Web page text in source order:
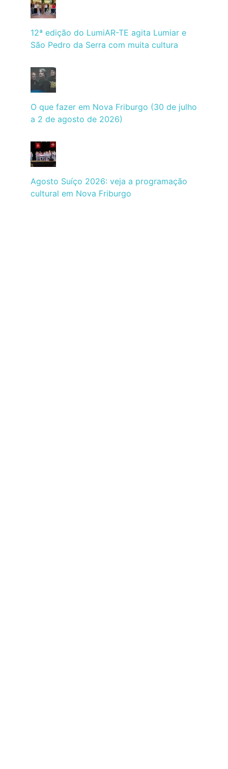
12ª edição do LumiAR-TE agita Lumiar e
São Pedro da Serra com muita cultura
O que fazer em Nova Friburgo (30 de julho
a 2 de agosto de 2026)
Agosto Suíço 2026: veja a programação
cultural em Nova Friburgo